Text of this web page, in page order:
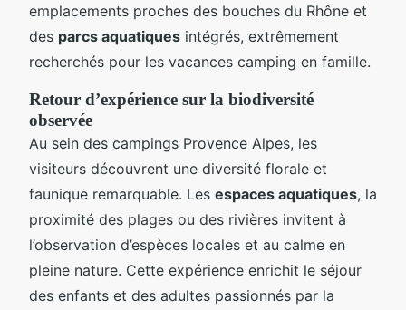
emplacements proches des bouches du Rhône et
des parcs aquatiques intégrés, extrêmement
recherchés pour les vacances camping en famille.
Retour d’expérience sur la biodiversité
observée
Au sein des campings Provence Alpes, les
visiteurs découvrent une diversité florale et
faunique remarquable. Les espaces aquatiques, la
proximité des plages ou des rivières invitent à
l’observation d’espèces locales et au calme en
pleine nature. Cette expérience enrichit le séjour
des enfants et des adultes passionnés par la